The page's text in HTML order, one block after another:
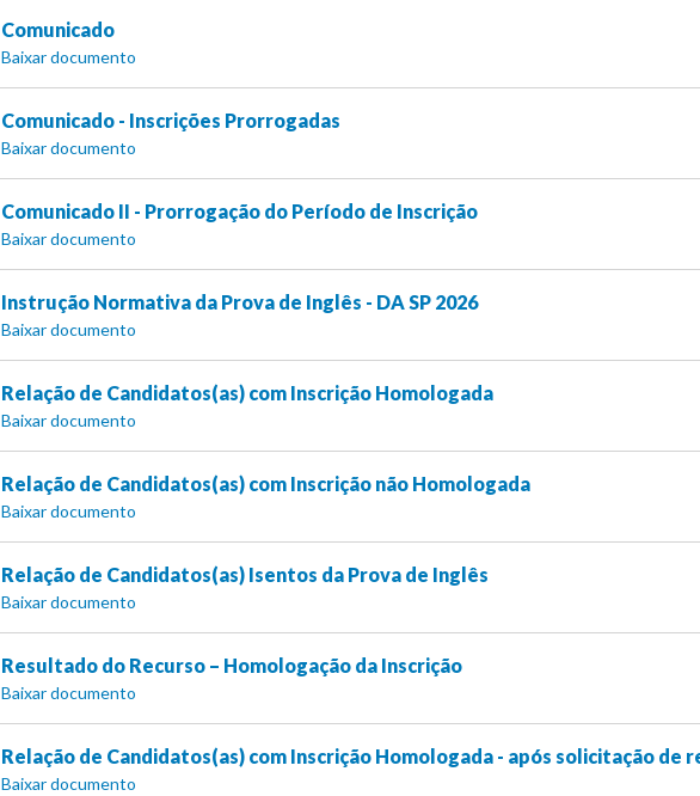
Comunicado
Baixar documento
Comunicado - Inscrições Prorrogadas
Baixar documento
Comunicado II - Prorrogação do Período de Inscrição
Baixar documento
Instrução Normativa da Prova de Inglês - DA SP 2026
Baixar documento
Relação de Candidatos(as) com Inscrição Homologada
Baixar documento
Relação de Candidatos(as) com Inscrição não Homologada
Baixar documento
Relação de Candidatos(as) Isentos da Prova de Inglês
Baixar documento
Resultado do Recurso – Homologação da Inscrição
Baixar documento
Relação de Candidatos(as) com Inscrição Homologada - após solicitação de
Baixar documento